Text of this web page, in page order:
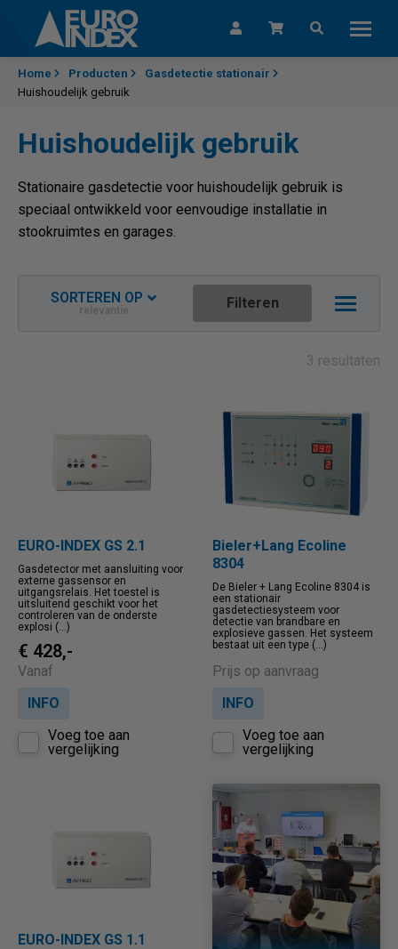
Skip to content
Home Producten
Gasdetectie stationair
Huishoudelijk gebruik
Huishoudelijk gebruik
Stationaire gasdetectie voor huishoudelijk gebruik is
speciaal ontwikkeld voor eenvoudige installatie in
stookruimtes en garages.
SORTEREN OP
relevantie
Nieuwste aflopend
Prijs oplopend Prijs aflopend
Filteren
3 resultaten
EURO-INDEX GS 2.1
Gasdetector met aansluiting voor
externe gassensor en
uitgangsrelais. Het toestel is
uitsluitend geschikt voor het
controleren van de onderste
explosi (...)
€ 428,-
Vanaf
INFO
Voeg toe aan
vergelijking
Bieler+Lang Ecoline
8304
De Bieler + Lang Ecoline 8304 is
een stationair
gasdetectiesysteem voor
detectie van brandbare en
explosieve gassen. Het systeem
bestaat uit een type (...)
Prijs op aanvraag
INFO
Voeg toe aan
vergelijking
EURO-INDEX GS 1.1